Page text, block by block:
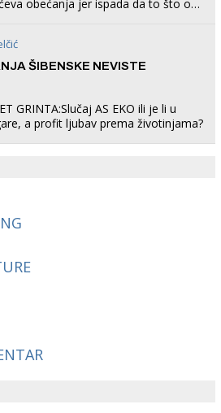
obećanja jer ispada da to što oni
ŠIBENSKE NEVISTE
GRINTA:Slučaj AS EKO ili je li u
a profit ljubav prema životinjama?